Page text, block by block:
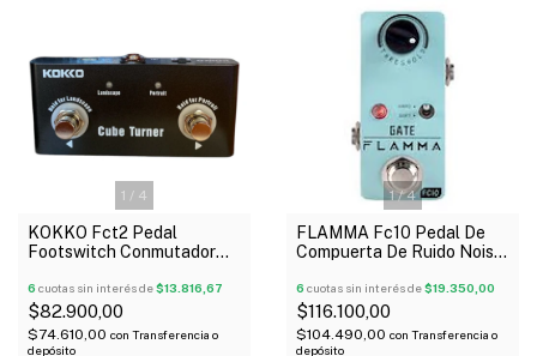
1 / 4
KOKKO Fct2 Pedal
Footswitch Conmutador
6 cuotas sin interés de$13.816,67
$82.900,00
$74.610,00 con Transferencia o
depósito
1/4
FLAMMA Fc10 Pedal De
Compuerta De Ruido Noise
6 cuotas sin interés de$19.350,00
$116.100,00
$104.490,00 con Transferencia o
depósito